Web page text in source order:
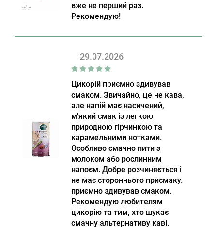
вже не перший раз.
Рекомендую!
29.07.2026
Цикорій приємно здивував
смаком. Звичайно, це не кава,
але напій має насичений,
м'який смак із легкою
природною гірчинкою та
карамельними нотками.
Особливо смачно пити з
молоком або рослинним
напоєм. Добре розчиняється і
не має стороннього присмаку.
приємно здивував смаком.
Рекомендую любителям
цикорію та тим, хто шукає
смачну альтернативу каві.